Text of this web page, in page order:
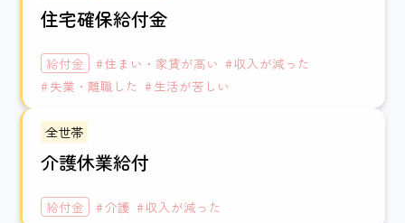
住宅確保給付金
給付金 住まい・家賃が高い
収入が減った
失業・離職した
生活が苦しい
全世帯
介護休業給付
給付金 介護 収入が減った